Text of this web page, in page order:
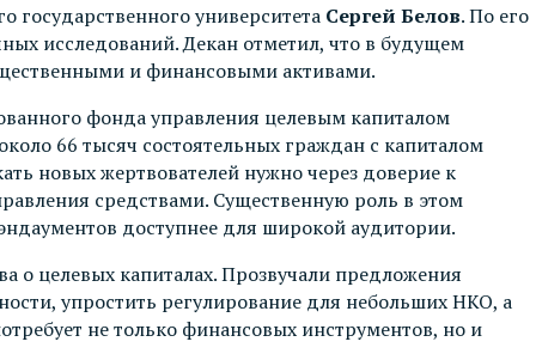
государственного университета Сергей Белов. По его
исследований. Декан отметил, что в будущем
и финансовыми активами.
фонда управления целевым капиталом
66 тысяч состоятельных граждан с капиталом
новых жертвователей нужно через доверие к
средствами. Существенную роль в этом
доступнее для широкой аудитории.
о целевых капиталах. Прозвучали предложения
упростить регулирование для небольших НКО, а
не только финансовых инструментов, но и